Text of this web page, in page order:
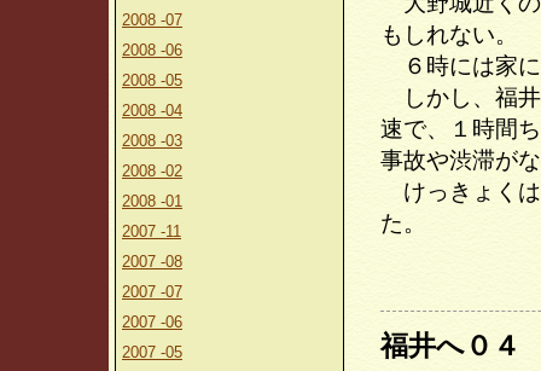
2008 -07
2008 -06
2008 -05
2008 -04
2008 -03
2008 -02
2008 -01
2007 -11
2007 -08
2007 -07
2007 -06
2007 -05
もしれない。
６時には家
しかし、福井
速で、１時間
事故や渋滞が
けっきょくは
た。
福井へ０４